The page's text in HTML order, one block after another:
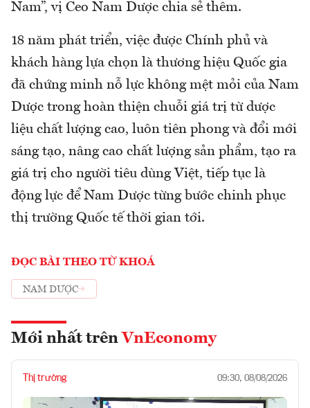
Nam”, vị Ceo Nam Dược chia sẻ thêm.
18 năm phát triển, việc được Chính phủ và
khách hàng lựa chọn là thương hiệu Quốc gia
đã chứng minh nỗ lực không mệt mỏi của Nam
Dược trong hoàn thiện chuỗi giá trị từ dược
liệu chất lượng cao, luôn tiên phong và đổi mới
sáng tạo, nâng cao chất lượng sản phẩm, tạo ra
giá trị cho người tiêu dùng Việt, tiếp tục là
động lực để Nam Dược từng bước chinh phục
thị trường Quốc tế thời gian tới.
ĐỌC BÀI THEO TỪ KHOÁ
NAM DƯỢC
Mới nhất trên VnEconomy
Thị trường 09:30, 08/08/2026